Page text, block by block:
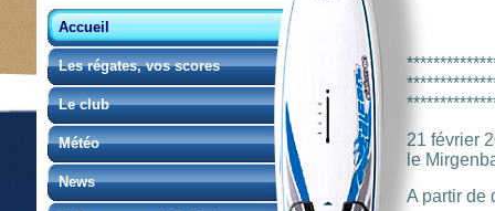
Accueil
Les régates, vos scores
Le club
Météo
News
21 février
le
A partir de